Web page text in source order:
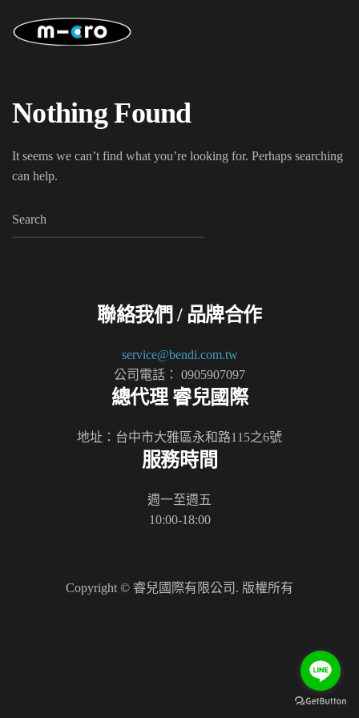
Skip
content
Nothing Found
It seems we can’t find what you’re looking for. Perhaps searching
can help.
聯絡我們 / 品牌合作
service@bendi.com.tw
公司電話： 0905907097
總代理 睿兒國際
地址：台中市大雅區永和路115之6號
服務時間
週一至週五
10:00-18:00
Copyright © 睿兒國際有限公司. 版權所有